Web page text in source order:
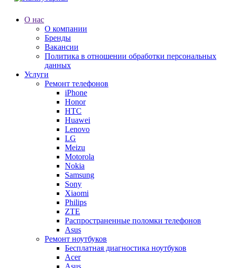
О нас
О компании
Бренды
Вакансии
Политика в отношении обработки персональных
данных
Услуги
Ремонт телефонов
iPhone
Honor
HTC
Huawei
Lenovo
LG
Meizu
Motorola
Nokia
Samsung
Sony
Xiaomi
Philips
ZTE
Распространенные поломки телефонов
Asus
Ремонт ноутбуков
Бесплатная диагностика ноутбуков
Acer
Asus